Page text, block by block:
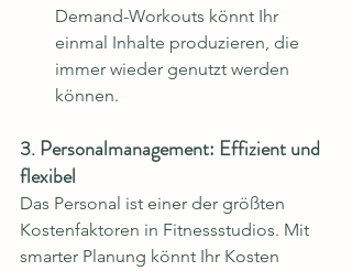
Demand-Workouts könnt Ihr
einmal Inhalte produzieren, die
immer wieder genutzt werden
können.
3. Personalmanagement: Effizient und
flexibel
Das Personal ist einer der größten
Kostenfaktoren in Fitnessstudios. Mit
smarter Planung könnt Ihr Kosten